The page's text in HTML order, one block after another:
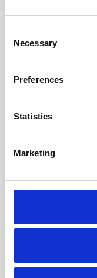
Selection
Necessary
Preferences
Statistics
Marketing
Scherpe
regelt Em. de
proces dat
juiste
100% grip op
Minder